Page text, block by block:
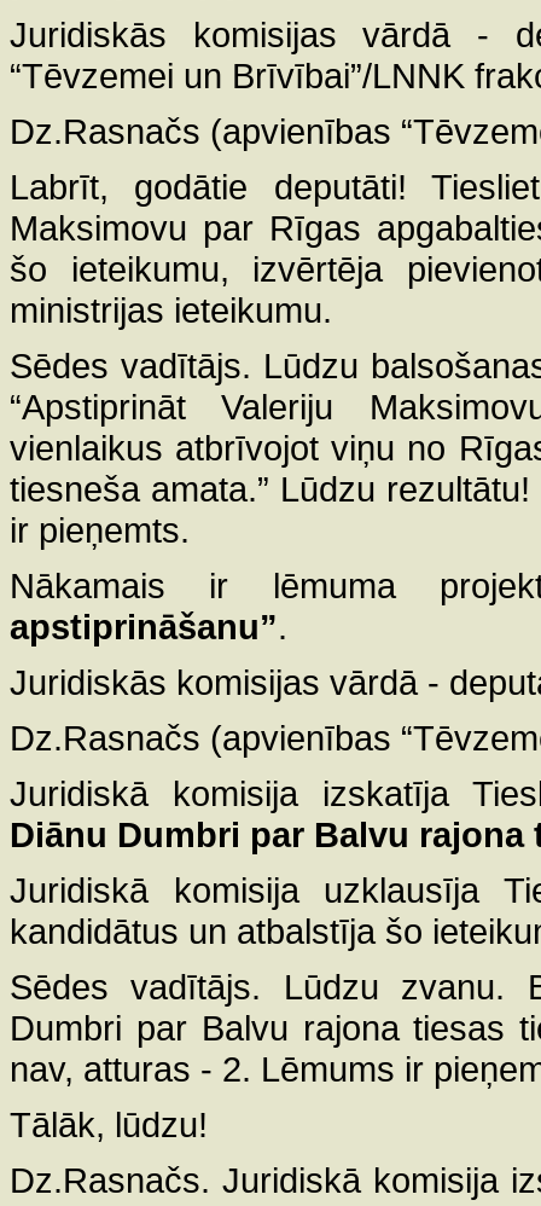
Juridiskās komisijas vārdā -
“Tēvzemei un Brīvībai”/LNNK
Dz.Rasnačs (apvienības
Labrīt, godātie deputāti!
Maksimovu par Rīgas
šo ieteikumu, izvērtēja
ministrijas ieteikumu.
Sēdes vadītājs. Lūdzu
“Apstiprināt Valeriju
vienlaikus atbrīvojot viņu no
tiesneša amata.” Lūdzu
ir pieņemts.
Nākamais ir lēmuma
apstiprināšanu”.
Juridiskās komisijas vārdā -
Dz.Rasnačs (apvienības
Juridiskā komisija izskatīja
Diānu Dumbri par Balvu rajona
Juridiskā komisija uzklausīja
kandidātus un atbalstīja šo
Sēdes vadītājs. Lūdzu zvanu.
Dumbri par Balvu rajona tiesas
nav, atturas - 2. Lēmums ir
Tālāk, lūdzu!
Dz.Rasnačs. Juridiskā komisija